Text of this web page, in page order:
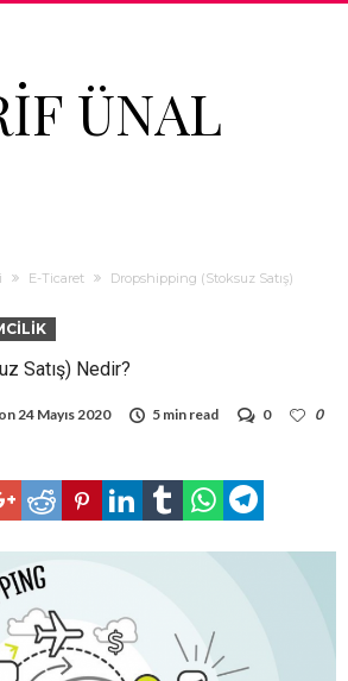
ÜNAL
E-Ticaret
Dropshipping (Stoksuz Satış)
Satış) Nedir?
24 Mayıs 2020 5 min read 0
0